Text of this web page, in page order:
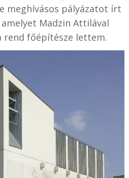
meghívásos pályázatot írt
Madzin Attilával
rend főépítésze lettem.